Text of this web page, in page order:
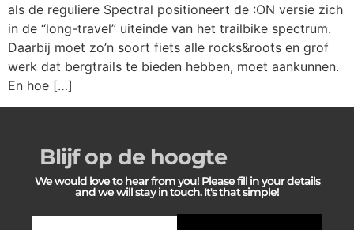
als de reguliere Spectral positioneert de :ON versie zich
in de “long-travel” uiteinde van het trailbike spectrum.
Daarbij moet zo’n soort fiets alle rocks&roots en grof
werk dat bergtrails te bieden hebben, moet aankunnen.
En hoe […]
Blijf op de hoogte
We would love to hear from you! Please fill in your details
and we will stay in touch. It's that simple!